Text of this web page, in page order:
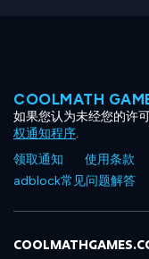
COOLMATH
如果您认为未经您的许
权通知程序.
领取通知
使用条款
adblock常见问题解答